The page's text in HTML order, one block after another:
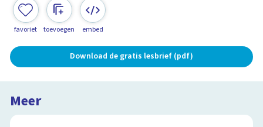
favoriet toevoegen embed
Download de gratis lesbrief (pdf)
Meer